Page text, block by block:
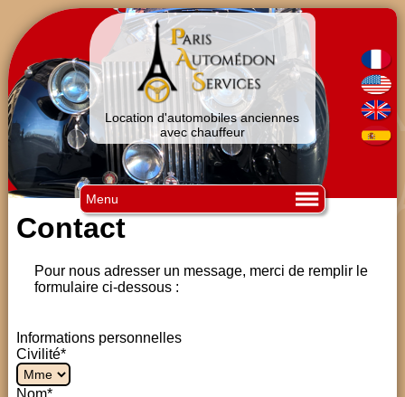
Location d'automobiles anciennes
avec chauffeur
Menu
Contact
Pour nous adresser un message, merci de remplir le
formulaire ci-dessous :
Informations personnelles
Civilité*
Nom*